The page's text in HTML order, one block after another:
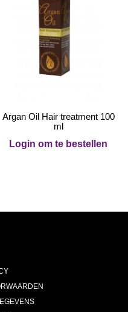
Argan Oil Hair treatment 100
ml
Login om te bestellen